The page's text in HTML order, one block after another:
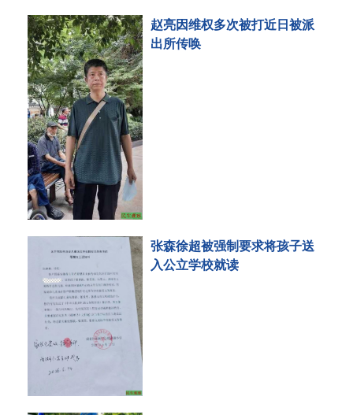
赵亮因维权多次被打近日被派
出所传唤
张森徐超被强制要求将孩子送
入公立学校就读